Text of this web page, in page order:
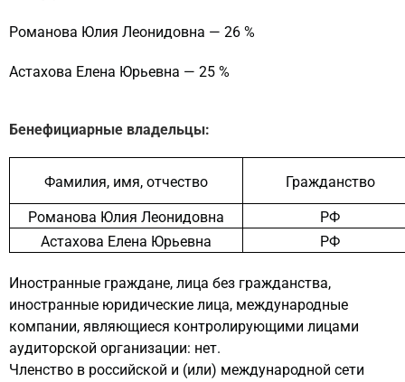
Романова Юлия Леонидовна — 26 %
Астахова Елена Юрьевна — 25 %
Бенефициарные владельцы:
Фамилия, имя, отчество Гражданство
Романова Юлия Леонидовна
РФ
Астахова Елена Юрьевна
РФ
Иностранные граждане, лица без гражданства,
иностранные юридические лица, международные
компании, являющиеся контролирующими лицами
аудиторской организации: нет.
Членство в российской и (или) международной сети